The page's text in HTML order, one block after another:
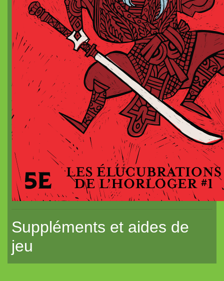
Dragon de poche²
nanoChrome
Dragon de poche
Suppléments et aides de
jeu